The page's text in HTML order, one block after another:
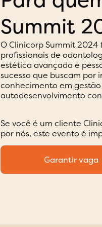
Summit
O Clinicorp Summit 2024
profissionais de
estética avançada e
sucesso que buscam por
conhecimento em
autodesenvolvimento
Se você é um cliente
por nós, este evento é
Garantir vaga